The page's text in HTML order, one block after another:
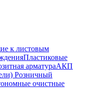
к листовым
Пластиковые
арматураАКП
Розничный
очистные